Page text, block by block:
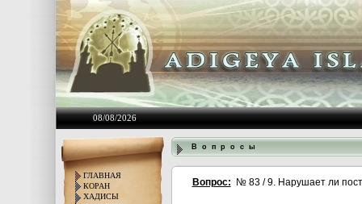
08/08/2026
ГЛАВНАЯ
КОРАН
ХАДИСЫ
В о п р о с ы
Вопрос: № 83 / 9. Нарушает ли